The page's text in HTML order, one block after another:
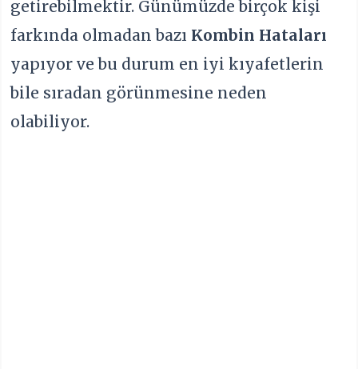
getirebilmektir. Günümüzde birçok kişi
farkında olmadan bazı Kombin Hataları
yapıyor ve bu durum en iyi kıyafetlerin
bile sıradan görünmesine neden
olabiliyor.